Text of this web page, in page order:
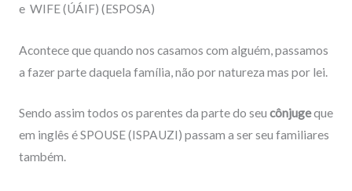
e WIFE(ÚÁIF) (ESPOSA)
Acontece que quando nos casamos com alguém, passamos
a fazer parte daquela família, não por natureza mas por lei.
Sendo assim todos os parentes da parte do seu cônjugeque
em inglês é SPOUSE (ISPAUZI) passam a ser seu familiares
também.